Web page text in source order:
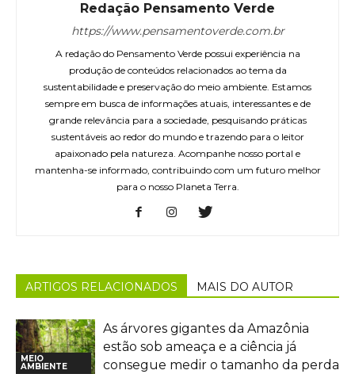
Redação Pensamento Verde
https://www.pensamentoverde.com.br
A redação do Pensamento Verde possui experiência na
produção de conteúdos relacionados ao tema da
sustentabilidade e preservação do meio ambiente. Estamos
sempre em busca de informações atuais, interessantes e de
grande relevância para a sociedade, pesquisando práticas
sustentáveis ao redor do mundo e trazendo para o leitor
apaixonado pela natureza. Acompanhe nosso portal e
mantenha-se informado, contribuindo com um futuro melhor
para o nosso Planeta Terra.
ARTIGOS RELACIONADOS MAIS DO AUTOR
MEIO
AMBIENTE
As árvores gigantes da Amazônia
estão sob ameaça e a ciência já
consegue medir o tamanho da perda